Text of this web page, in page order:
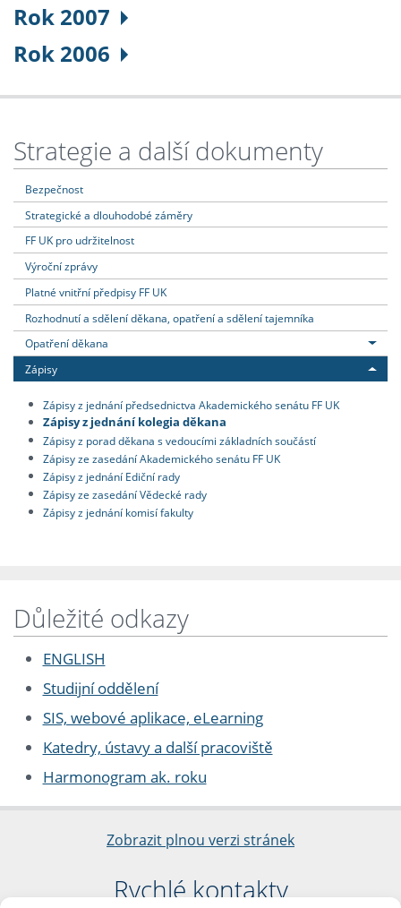
Rok 2007
Rok 2006
Strategie a další dokumenty
Bezpečnost
Strategické a dlouhodobé záměry
FF UK pro udržitelnost
Výroční zprávy
Platné vnitřní předpisy FF UK
Rozhodnutí a sdělení děkana, opatření a sdělení tajemníka
Opatření děkana
Zápisy
Zápisy z jednání předsednictva Akademického senátu FF UK
Zápisy z jednání kolegia děkana
Zápisy z porad děkana s vedoucími základních součástí
Zápisy ze zasedání Akademického senátu FF UK
Zápisy z jednání Ediční rady
Zápisy ze zasedání Vědecké rady
Zápisy z jednání komisí fakulty
Důležité odkazy
ENGLISH
Studijní oddělení
SIS, webové aplikace, eLearning
Katedry, ústavy a další pracoviště
Harmonogram ak. roku
Zobrazit plnou verzi stránek
Rychlé kontakty